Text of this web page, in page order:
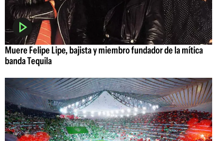
Muere Felipe Lipe, bajista y miembro fundador de la mítica
banda Tequila